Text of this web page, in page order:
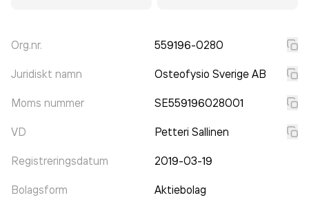
Org.nr. 559196-0280
Juridiskt namn Osteofysio Sverige AB
Moms nummer SE559196028001
VD Petteri Sallinen
Registreringsdatum 2019-03-19
Bolagsform Aktiebolag